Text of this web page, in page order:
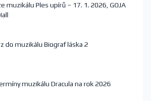
muzikálu Ples upírů – 17. 1. 2026, GOJA
do muzikálu Biograf láska 2
muzikálu Dracula na rok 2026